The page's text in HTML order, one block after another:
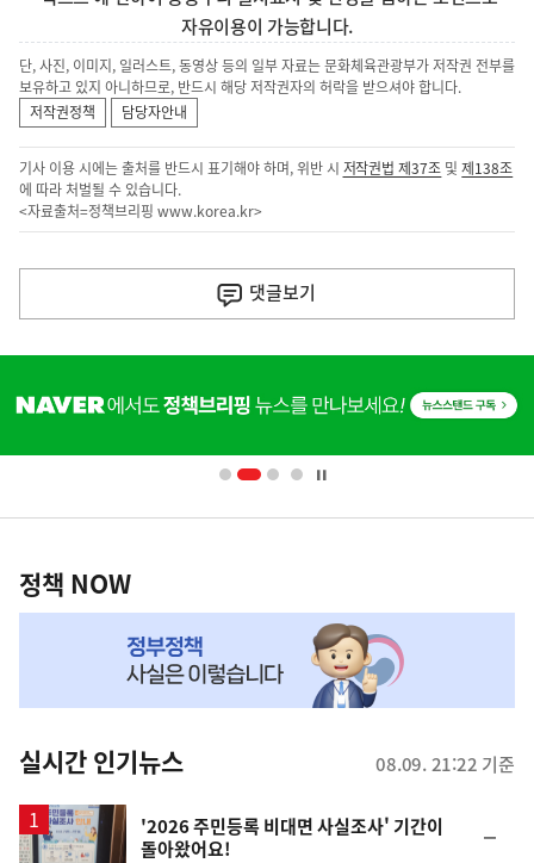
자유이용이 가능합니다.
단, 사진, 이미지, 일러스트, 동영상 등의 일부 자료는 문화체육관광부가 저작권 전부를
보유하고 있지 아니하므로, 반드시 해당 저작권자의 허락을 받으셔야 합니다.
저작권정책
담당자안내
기사 이용 시에는 출처를 반드시 표기해야 하며, 위반 시 저작권법 제37조 및제138조
에 따라 처벌될 수 있습니다.
<자료출처=정책브리핑 www.korea.kr>
다
음
기
댓글보기
단
영
책
NOW,
뉴
스
정책 NOW
실시간 인기뉴스 08.09. 21:22 기준
'2026 주민등록 비대면 사실조사' 기간이
돌아왔어요!